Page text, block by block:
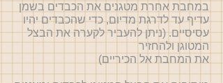
במחבת אחרת מטגנים את הכבדים בשמן
עדיף עד לדרגת מדיום, כדי שהכבדים יהיו
עסיסיים. (ניתן להעביר לקערה את הבצל
המטוגן ולהחזיר
את המחבת אל הכיריים)